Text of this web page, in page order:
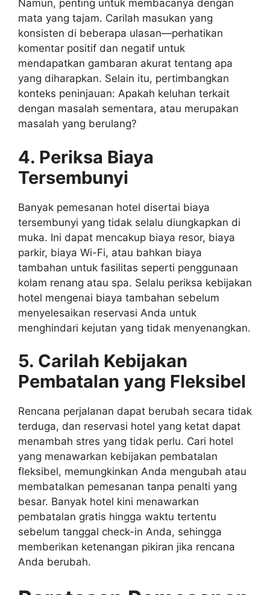
Namun, penting untuk membacanya dengan
mata yang tajam. Carilah masukan yang
konsisten di beberapa ulasan—perhatikan
komentar positif dan negatif untuk
mendapatkan gambaran akurat tentang apa
yang diharapkan. Selain itu, pertimbangkan
konteks peninjauan: Apakah keluhan terkait
dengan masalah sementara, atau merupakan
masalah yang berulang?
4. Periksa Biaya
Tersembunyi
Banyak pemesanan hotel disertai biaya
tersembunyi yang tidak selalu diungkapkan di
muka. Ini dapat mencakup biaya resor, biaya
parkir, biaya Wi-Fi, atau bahkan biaya
tambahan untuk fasilitas seperti penggunaan
kolam renang atau spa. Selalu periksa kebijakan
hotel mengenai biaya tambahan sebelum
menyelesaikan reservasi Anda untuk
menghindari kejutan yang tidak menyenangkan.
5. Carilah Kebijakan
Pembatalan yang Fleksibel
Rencana perjalanan dapat berubah secara tidak
terduga, dan reservasi hotel yang ketat dapat
menambah stres yang tidak perlu. Cari hotel
yang menawarkan kebijakan pembatalan
fleksibel, memungkinkan Anda mengubah atau
membatalkan pemesanan tanpa penalti yang
besar. Banyak hotel kini menawarkan
pembatalan gratis hingga waktu tertentu
sebelum tanggal check-in Anda, sehingga
memberikan ketenangan pikiran jika rencana
Anda berubah.